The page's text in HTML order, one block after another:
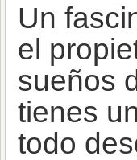
Un
el
sueños
tienes
todo